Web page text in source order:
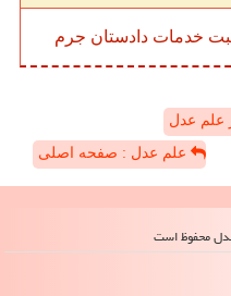
خدمات دادستان جرم
علم عدل
علم عدل : صفحه اصلی